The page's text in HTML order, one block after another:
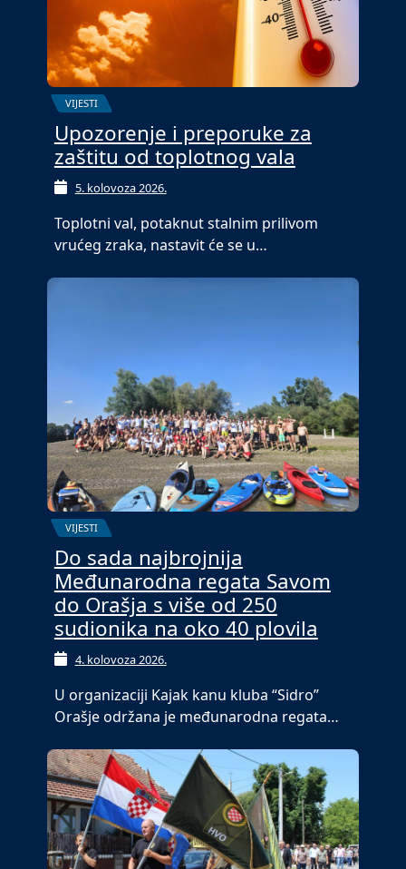
VIJESTI
Upozorenje i preporuke za
zaštitu od toplotnog vala
5. kolovoza 2026.
Toplotni val, potaknut stalnim prilivom
vrućeg zraka, nastavit će se u…
VIJESTI
Do sada najbrojnija
Međunarodna regata Savom
do Orašja s više od 250
sudionika na oko 40 plovila
4. kolovoza 2026.
U organizaciji Kajak kanu kluba “Sidro”
Orašje održana je međunarodna regata…